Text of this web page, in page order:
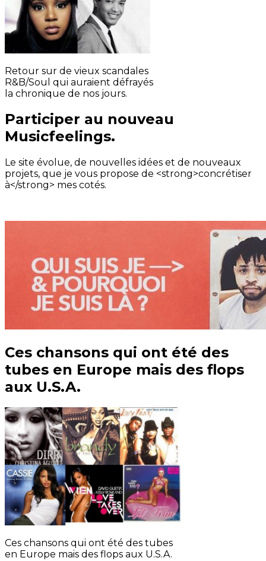
Retour sur de vieux scandales
R&B/Soul qui auraient défrayés
la chronique de nos jours.
Participer au nouveau
Musicfeelings.
Le site évolue, de nouvelles idées et de nouveaux
projets, que je vous propose de <strong>concrétiser
à</strong> mes cotés.
Ces chansons qui ont été des
tubes en Europe mais des flops
aux U.S.A.
Ces chansons qui ont été des tubes
en Europe mais des flops aux U.S.A.